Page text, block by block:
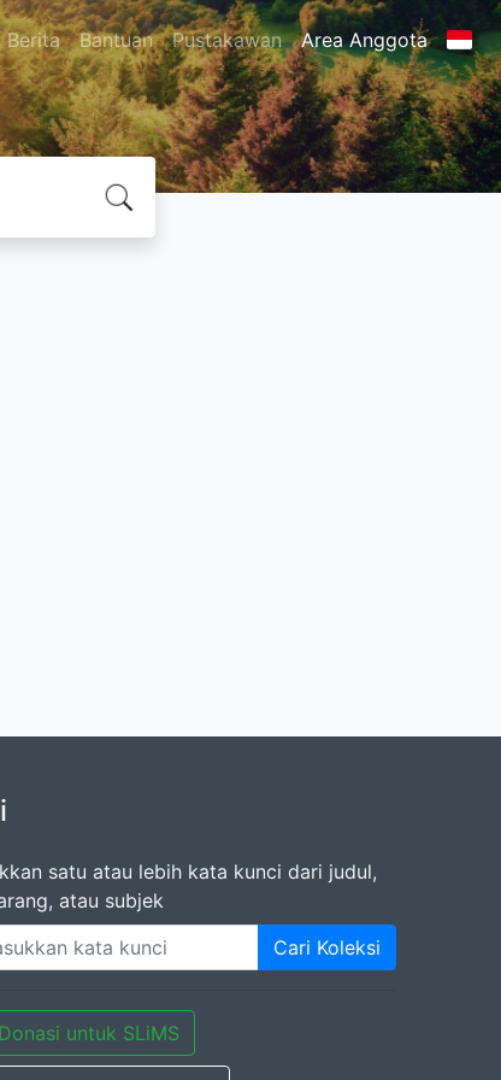
Berita Bantuan Pustakawan Area Anggota
satu atau lebih kata kunci dari judul,
atau subjek
Cari Koleksi
Donasi untuk SLiMS